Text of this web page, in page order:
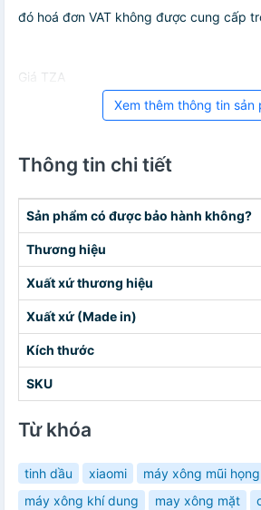
đó hoá đơn VAT không được cung cấp
Giá TZA
Xem thêm thông tin sản
Thông tin chi tiết
Sản phẩm có được bảo hành không?
Thương hiệu
Xuất xứ thương hiệu
Xuất xứ (Made in)
Kích thước
SKU
Từ khóa
tinh dầu xiaomi
máy xông mũi họng
máy xông khí dung
may xông mặt